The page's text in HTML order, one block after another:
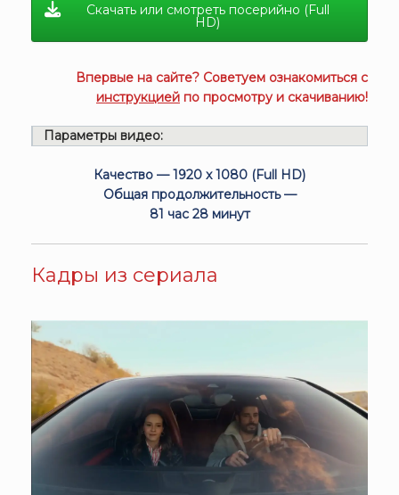
Скачать или смотреть посерийно (Full
HD)
Впервые на сайте? Советуем ознакомиться с
инструкцией по просмотру и скачиванию!
Параметры видео:
Качество — 1920 x 1080 (Full HD)
Общая продолжительность —
81 час 28 минут
Кадры из сериала